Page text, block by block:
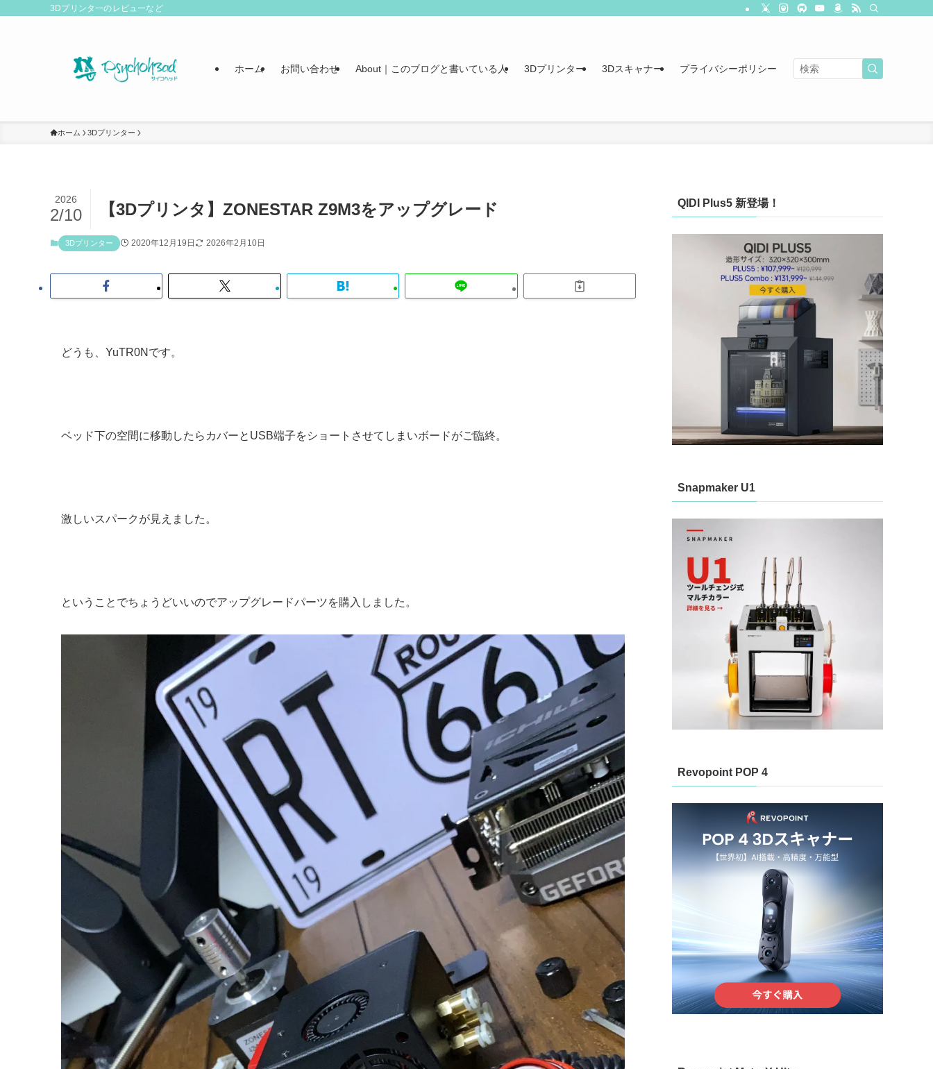
3Dプリンターのレビューなど
ホーム お問い合わせ About｜このブログと書いている人 3Dプリンター 3Dスキャナー プライバシーポリシー
ホーム 3Dプリンター
【3Dプリンタ】ZONESTAR Z9M3をアップグレード
2026
2/10
3Dプリンター 2020年12月19日 2026年2月10日
どうも、YuTR0Nです。
ベッド下の空間に移動したらカバーとUSB端子をショートさせてしまいボードがご臨終。
激しいスパークが見えました。
ということでちょうどいいのでアップグレードパーツを購入しました。
QIDI Plus5 新登場！
Snapmaker U1
Revopoint POP 4